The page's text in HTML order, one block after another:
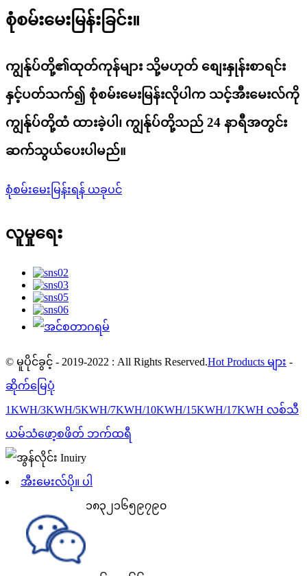
စုံစမ်းမေးမြန်းခြင်း။
ကျွန်ုပ်တို့၏ထုတ်ကုန်များ သို့မဟုတ် စျေးနှုန်းစာရင်း
နှင့်ပတ်သက်၍ စုံစမ်းမေးမြန်းလိုပါက သင့်အီးမေးလ်ကို
ကျွန်ုပ်တို့ထံ ထားခဲ့ပါ၊ ကျွန်ုပ်တို့သည် 24 နာရီအတွင်း
ဆက်သွယ်ပေးပါမည်။
စုံစမ်းမေးမြန်းရန် ယခုပင်
လူမှုရေး
© မူပိုင်ခွင့် - 2019-2022 : All Rights Reserved.Hot Products များ -
ဆိုက်မြေပုံ
1KWH/3KWH/5KWH/7KWH/10KWH/15KWH/17KWH လစ်သီ
ယမ်သံဖော့စဖိတ် ဘက်ထရီ
အီးမေးလ်ပို။ ပါ
၁၈၃၂၁၆၅၉၇၉၀